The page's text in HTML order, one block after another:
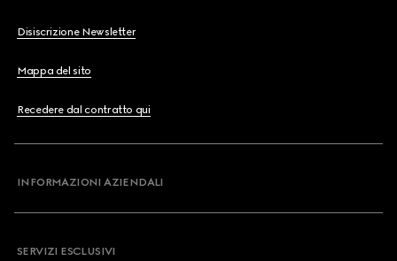
Disiscrizione Newsletter
Mappa del sito
Recedere dal contratto qui
INFORMAZIONI AZIENDALI
SERVIZI ESCLUSIVI